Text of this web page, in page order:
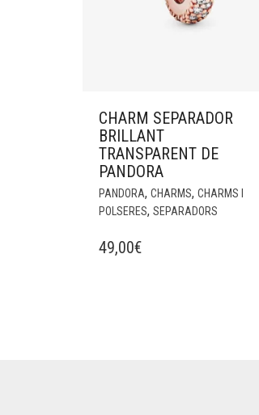
CHARM SEPARADOR
BRILLANT
TRANSPARENT DE
PANDORA
PANDORA, CHARMS, CHARMS I
POLSERES, SEPARADORS
49,00€